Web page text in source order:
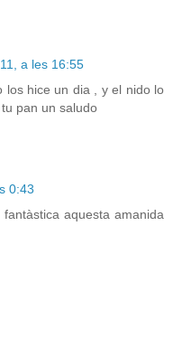
a les 16:55
los hice un dia , y el nido lo
pan un saludo
0:43
aquesta amanida